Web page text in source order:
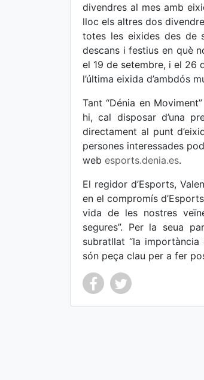
divendres al mes amb
lloc els altres dos
totes les eixides des de
descans i festius en què
el 19 de setembre, i el 26
l’última eixida d’ambdós
Tant “Dénia en
hi, cal disposar d’una
directament al punt
persones interessades
web esports.denia.es.
El regidor d’Esports,
en el compromís
vida de les nostres
segures”. Per la seua
subratllat “la
són peça clau per a fer